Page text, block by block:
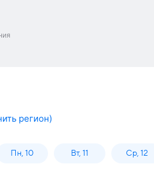
регион)
Пн, 10 Вт, 11 Ср, 12